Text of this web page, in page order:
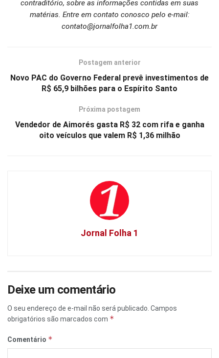
contraditório, sobre as informações contidas em suas
matérias. Entre em contato conosco pelo e-mail:
contato@jornalfolha1.com.br
Postagem anterior
Novo PAC do Governo Federal prevê investimentos de
R$ 65,9 bilhões para o Espírito Santo
Próxima postagem
Vendedor de Aimorés gasta R$ 32 com rifa e ganha
oito veículos que valem R$ 1,36 milhão
Jornal Folha 1
Deixe um comentário
O seu endereço de e-mail não será publicado. Campos
obrigatórios são marcados com *
Comentário *